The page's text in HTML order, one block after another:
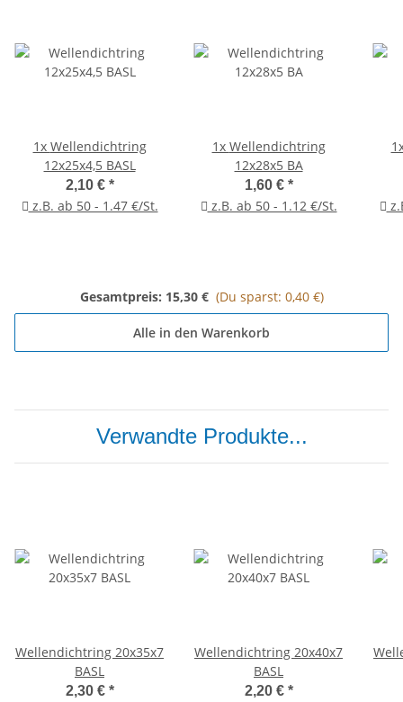
1x Wellendichtring
12x25x4,5 BASL
2,10 € *
z.B. ab 50 - 1.47 €/St.
1x Wellendichtring
12x28x5 BA
1,60 € *
z.B. ab 50 - 1.12 €/St.
Gesamtpreis: 15,30 € (Du sparst: 0,40 €)
Alle in den Warenkorb
Verwandte Produkte...
Wellendichtring 20x35x7
BASL
2,30 € *
Wellendichtring 20x40x7
BASL
2,20 € *